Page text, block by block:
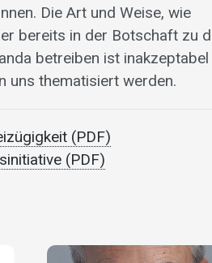
Die Art und Weise, wie
bereits in der Botschaft zu
betreiben ist
uns thematisiert werden.
(PDF)
(PDF)